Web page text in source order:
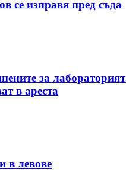
се изправя пред съда
за
в ареста
в левове